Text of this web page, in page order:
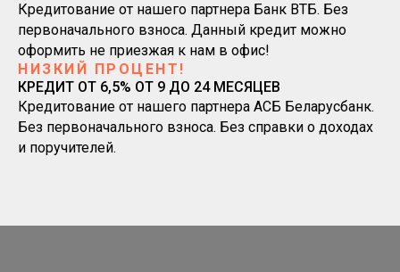
Кредитование от нашего партнера Банк ВТБ. Без
первоначального взноса. Данный кредит можно
оформить не приезжая к нам в офис!
НИЗКИЙ ПРОЦЕНТ!
КРЕДИТ ОТ 6,5% ОТ 9 ДО 24 МЕСЯЦЕВ
Кредитование от нашего партнера АСБ Беларусбанк.
Без первоначального взноса. Без справки о доходах
и поручителей.